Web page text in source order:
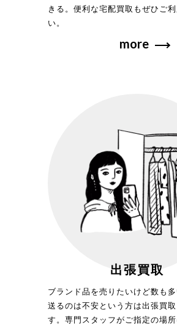
きる。便利な宅配買取もぜひご
い。
more
出張買取
ブランド品を売りたいけど数も
送るのは不安という方は出張買
す。専門スタッフがご指定の場